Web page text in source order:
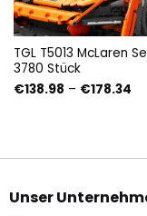
TGL T5013 McLaren
3780 Stück
€138.98 – €178.34
Unser